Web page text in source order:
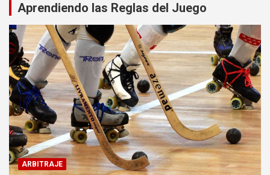
Aprendiendo las Reglas del Juego
ARBITRAJE